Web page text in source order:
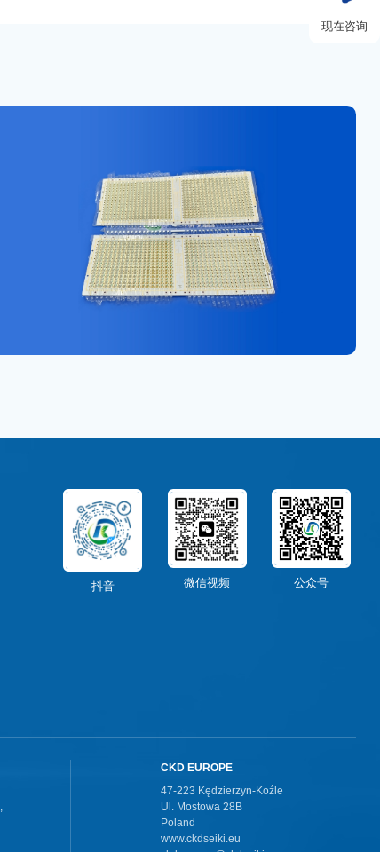
抖音 微信视频 公众号
CKD EUROPE
47-223 Kędzierzyn-Koźle
Ul. Mostowa 28B
Poland
www.ckdseiki.eu
现在咨询